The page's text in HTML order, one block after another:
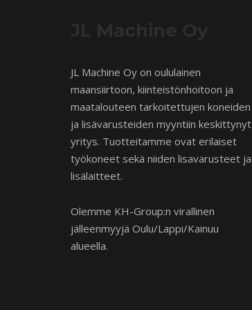
JL Machine Oy on oululainen
maansiirtoon, kiinteistönhoitoon ja
maatalouteen tarkoitettujen koneiden
ja lisävarusteiden myyntiin keskittynyt
yritys. Tuotteitamme ovat erilaiset
työkoneet sekä niiden lisavarusteet ja
lisälaitteet.
Olemme KH-Group:n virallinen
jälleenmyyjä Oulu/Lappi/Kainuu
alueella.